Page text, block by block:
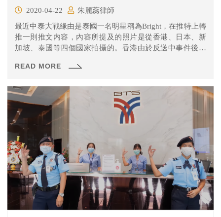
2020-04-22
朱麗蕊律師
最近中泰大戰緣由是泰國一名明星稱為Bright，在推特上轉
推一則推文内容，內容所提及的照片是從香港、日本、新
加坡、泰國等四個國家拍攝的。香港由於反送中事件後，
文而反感。大陸網友開始大量挖掘泰國明星Bright的個人
灣。他稱讚女友外表像個中國女孩，他女友卻回應說是台
灣女孩風格。因此推特上才有這麽敏感的爭議。大陸網友
以爲罵泰國政府會讓泰國人心身不滿，無奈這根本對泰國
人毫無影響，因為他們本來就覺得政府毫無作為，事實上
泰國人本身就在天天責罵政府。
READ MORE